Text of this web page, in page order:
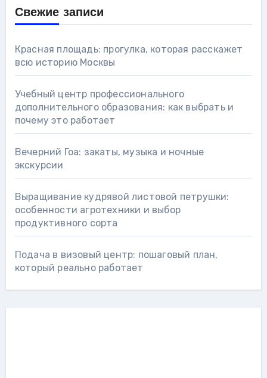
Свежие записи
Красная площадь: прогулка, которая расскажет
всю историю Москвы
Учебный центр профессионального
дополнительного образования: как выбрать и
почему это работает
Вечерний Гоа: закаты, музыка и ночные
экскурсии
Выращивание кудрявой листовой петрушки:
особенности агротехники и выбор
продуктивного сорта
Подача в визовый центр: пошаговый план,
который реально работает